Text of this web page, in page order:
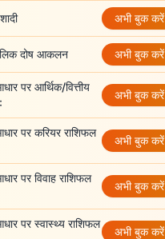
अभी बुक करें
दोष आकलन अभी बुक करें
पर आर्थिक/वित्तीय
अभी बुक करें
पर करियर राशिफल
अभी बुक करें
पर विवाह राशिफल
अभी बुक करें
पर स्वास्थ्य राशिफल
अभी बुक करें